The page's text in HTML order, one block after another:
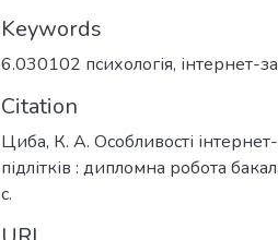
Keywords
6.030102 психологія, інтернет-
Citation
Циба, К. А. Особливості
підлітків : дипломна робота
с.